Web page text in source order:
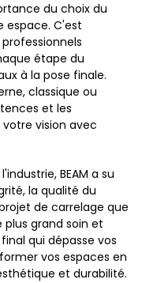
du choix du
espace. C'est
étape du
à la pose finale.
classique ou
et les
votre vision avec
BEAM a su
la qualité du
de carrelage que
grand soin et
qui dépasse vos
vos espaces en
et durabilité.